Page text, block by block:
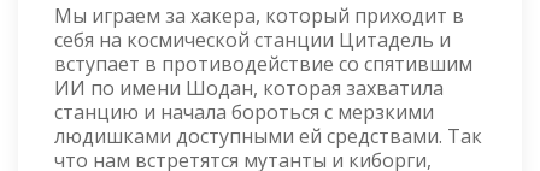
Мы играем за хакера, который приходит в
себя на космической станции Цитадель и
вступает в противодействие со спятившим
ИИ по имени Шодан, которая захватила
станцию и начала бороться с мерзкими
людишками доступными ей средствами. Так
что нам встретятся мутанты и киборги,